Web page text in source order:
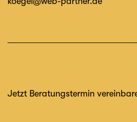
Jetzt Beratungstermin